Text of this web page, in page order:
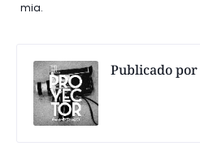
mia.
Publicado por